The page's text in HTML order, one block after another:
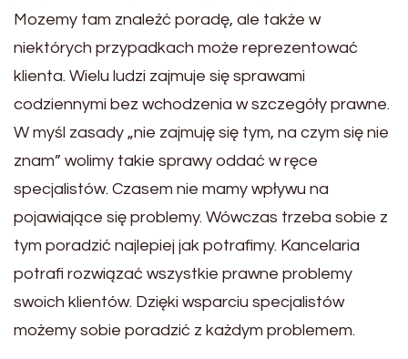
Mozemy tam znaleźć poradę, ale także w
niektórych przypadkach może reprezentować
klienta. Wielu ludzi zajmuje się sprawami
codziennymi bez wchodzenia w szczegóły prawne.
W myśl zasady „nie zajmuję się tym, na czym się nie
znam” wolimy takie sprawy oddać w ręce
specjalistów. Czasem nie mamy wpływu na
pojawiające się problemy. Wówczas trzeba sobie z
tym poradzić najlepiej jak potrafimy. Kancelaria
potrafi rozwiązać wszystkie prawne problemy
swoich klientów. Dzięki wsparciu specjalistów
możemy sobie poradzić z każdym problemem.